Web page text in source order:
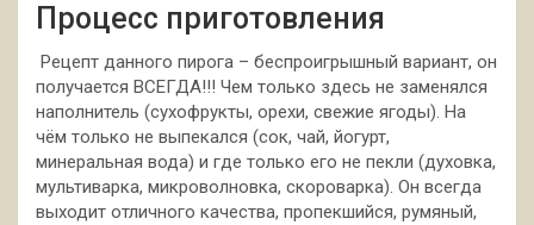
Процесс приготовления
Рецепт данного пирога – беспроигрышный вариант, он
получается ВСЕГДА!!! Чем только здесь не заменялся
наполнитель (сухофрукты, орехи, свежие ягоды). На
чём только не выпекался (сок, чай, йогурт,
минеральная вода) и где только его не пекли (духовка,
мультиварка, микроволновка, скороварка). Он всегда
выходит отличного качества, пропекшийся, румяный,